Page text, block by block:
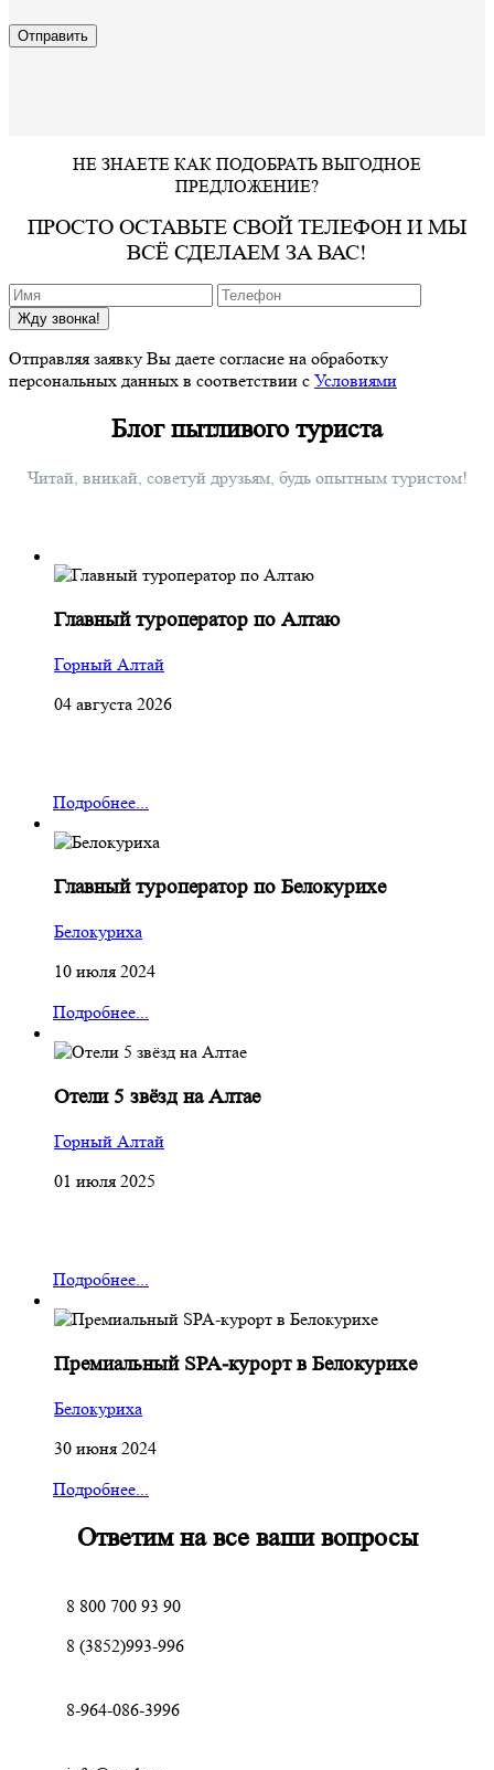
НЕ ЗНАЕТЕ КАК ПОДОБРАТЬ ВЫГОДНОЕ
ПРЕДЛОЖЕНИЕ?
ПРОСТО ОСТАВЬТЕ СВОЙ ТЕЛЕФОН И МЫ
ВСЁ СДЕЛАЕМ ЗА ВАС!
Жду звонка!
Отправляя заявку Вы даете согласие на обработку
персональных данных в соответствии с Условиями
Блог пытливого туриста
Читай, вникай, советуй друзьям, будь опытным туристом!
Главный туроператор по Алтаю
Горный Алтай
04 августа 2026
Подробнее...
Главный туроператор по Белокурихе
Белокуриха
10 июля 2024
Подробнее...
Отели 5 звёзд на Алтае
Горный Алтай
01 июля 2025
Подробнее...
Премиальный SPA-курорт в Белокурихе
Белокуриха
30 июня 2024
Подробнее...
Ответим на все ваши вопросы
8 800 700 93 90
8 (3852)993-996
8-964-086-3996